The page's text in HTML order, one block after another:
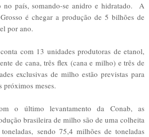
no país, somando-se anidro e hidratado. A
é chegar a produção de 5 bilhões de
por ano.
com 13 unidades produtoras de etanol,
de cana, três flex (cana e milho) e três de
exclusivas de milho estão previstas para
próximos meses.
o último levantamento da Conab, as
brasileira de milho são de uma colheita
sendo 75,4 milhões de toneladas